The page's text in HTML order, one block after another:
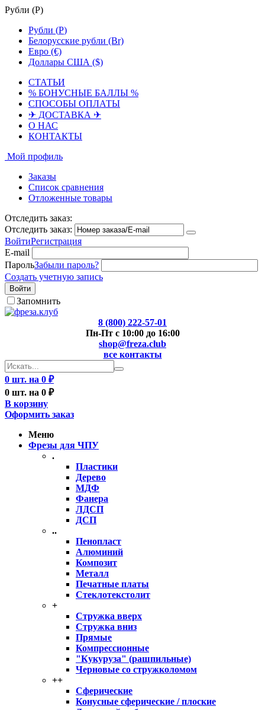
Рубли (Р)
Рубли (Р)
Белорусские рубли (Br)
Евро (€)
Доллары США ($)
СТАТЬИ
% БОНУСНЫЕ БАЛЛЫ %
СПОСОБЫ ОПЛАТЫ
✈ ДОСТАВКА ✈
О НАС
КОНТАКТЫ
Мой профиль
Заказы
Список сравнения
Отложенные товары
Отследить заказ:
Отследить заказ:
ВойтиРегистрация
E-mail
ПарольЗабыли пароль?
Создать учетную запись
Войти
Запомнить
8 (800) 222-57-01
Пн-Пт с 10:00 до 16:00
shop@freza.club
все контакты
0 шт. на 0 ₽
0 шт. на 0 ₽
В корзину
Оформить заказ
Меню
Фрезы для ЧПУ
.
Пластики
Дерево
МДФ
Фанера
ЛДСП
ДСП
..
Пенопласт
Алюминий
Композит
Металл
Печатные платы
Стеклотекстолит
+
Стружка вверх
Стружка вниз
Прямые
Компрессионные
"Кукуруза" (рашпильные)
Черновые со стружколомом
++
Сферические
Конусные сферические / плоские